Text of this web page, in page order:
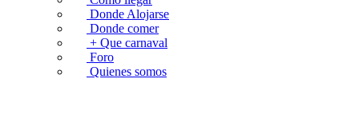
Donde Alojarse
Donde comer
+ Que carnaval
Foro
Quienes somos